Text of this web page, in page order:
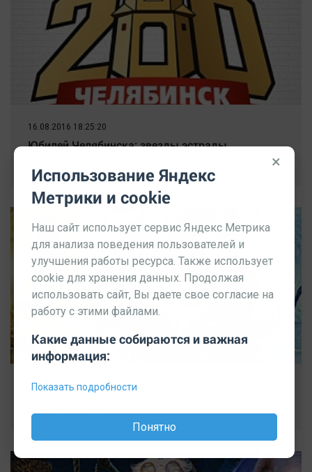
16.08.2016 18:25:20
Юбилей Челябинска: звезды эстрады,
16.04.2016 22:21:00
×
Использование Яндекс
Метрики и cookie
Наш сайт использует сервис Яндекс Метрика
для анализа поведения пользователей и
улучшения работы ресурса. Также использует
cookie для хранения данных. Продолжая
использовать сайт, Вы даете свое согласие на
работу с этими файлами.
Какие данные собираются и важная
информация:
Показать подробности
Понятно